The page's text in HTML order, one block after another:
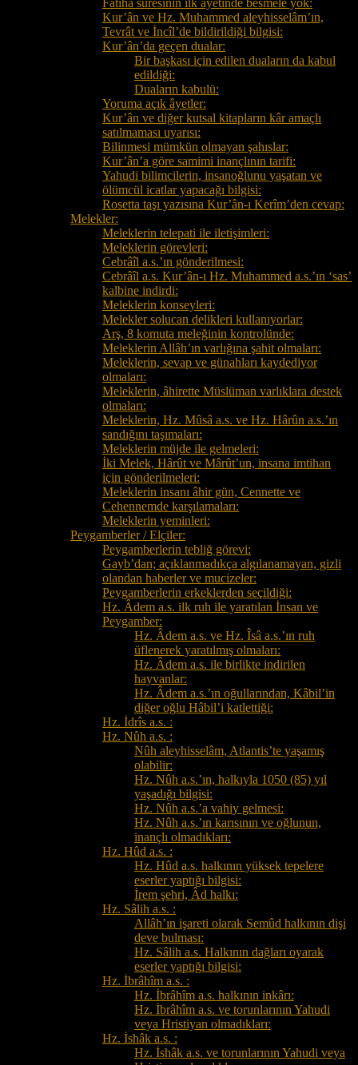
Kur’ân ve Hz. Muhammed aleyhisselâm’ın,
Tevrât ve İncîl’de bildirildiği bilgisi:
Kur’ân’da geçen dualar:
Bir başkası için edilen duaların da kabul
edildiği:
Duaların kabulü:
Yoruma açık âyetler:
Kur’ân ve diğer kutsal kitapların kâr amaçlı
satılmaması uyarısı:
Bilinmesi mümkün olmayan şahıslar:
Kur’ân’a göre samimi inançlının tarifi:
Yahudi bilimcilerin, insanoğlunu yaşatan ve
ölümcül icatlar yapacağı bilgisi:
Rosetta taşı yazısına Kur’ân-ı Kerîm’den cevap:
Melekler:
Meleklerin telepati ile iletişimleri:
Meleklerin görevleri:
Cebrâîl a.s.’ın gönderilmesi:
Cebrâîl a.s. Kur’ân-ı Hz. Muhammed a.s.’ın ‘sas’
kalbine indirdi:
Meleklerin konseyleri:
Melekler solucan delikleri kullanıyorlar:
Arş, 8 komuta meleğinin kontrolünde:
Meleklerin Allâh’ın varlığına şahit olmaları:
Meleklerin, sevap ve günahları kaydediyor
olmaları:
Meleklerin, âhirette Müslüman varlıklara destek
olmaları:
Meleklerin, Hz. Mûsâ a.s. ve Hz. Hârûn a.s.’ın
sandığını taşımaları:
Meleklerin müjde ile gelmeleri:
İki Melek, Hârût ve Mârût’un, insana imtihan
için gönderilmeleri:
Meleklerin insanı âhir gün, Cennette ve
Cehennemde karşılamaları:
Meleklerin yeminleri:
Peygamberler / Elçiler:
Peygamberlerin tebliğ görevi:
Gayb’dan; açıklanmadıkça algılanamayan, gizli
olandan haberler ve mucizeler:
Peygamberlerin erkeklerden seçildiği:
Hz. Âdem a.s. ilk ruh ile yaratılan İnsan ve
Peygamber:
Hz. Âdem a.s. ve Hz. Îsâ a.s.’ın ruh
üflenerek yaratılmış olmaları:
Hz. Âdem a.s. ile birlikte indirilen
hayvanlar:
Hz. Âdem a.s.’ın oğullarından, Kâbil’in
diğer oğlu Hâbil’i katlettiği:
Hz. İdrîs a.s. :
Hz. Nûh a.s. :
Nûh aleyhisselâm, Atlantis’te yaşamış
olabilir:
Hz. Nûh a.s.’ın, halkıyla 1050 (85) yıl
yaşadığı bilgisi:
Hz. Nûh a.s.’a vahiy gelmesi:
Hz. Nûh a.s.’ın karısının ve oğlunun,
inançlı olmadıkları:
Hz. Hûd a.s. :
Hz. Hûd a.s. halkının yüksek tepelere
eserler yaptığı bilgisi:
İrem şehri, Âd halkı:
Hz. Sâlih a.s. :
Allâh’ın işareti olarak Semûd halkının dişi
deve bulması:
Hz. Sâlih a.s. Halkının dağları oyarak
eserler yaptığı bilgisi:
Hz. İbrâhîm a.s. :
Hz. İbrâhîm a.s. halkının inkârı:
Hz. İbrâhîm a.s. ve torunlarının Yahudi
veya Hristiyan olmadıkları:
Hz. İshâk a.s. :
Hz. İshâk a.s. ve torunlarının Yahudi veya